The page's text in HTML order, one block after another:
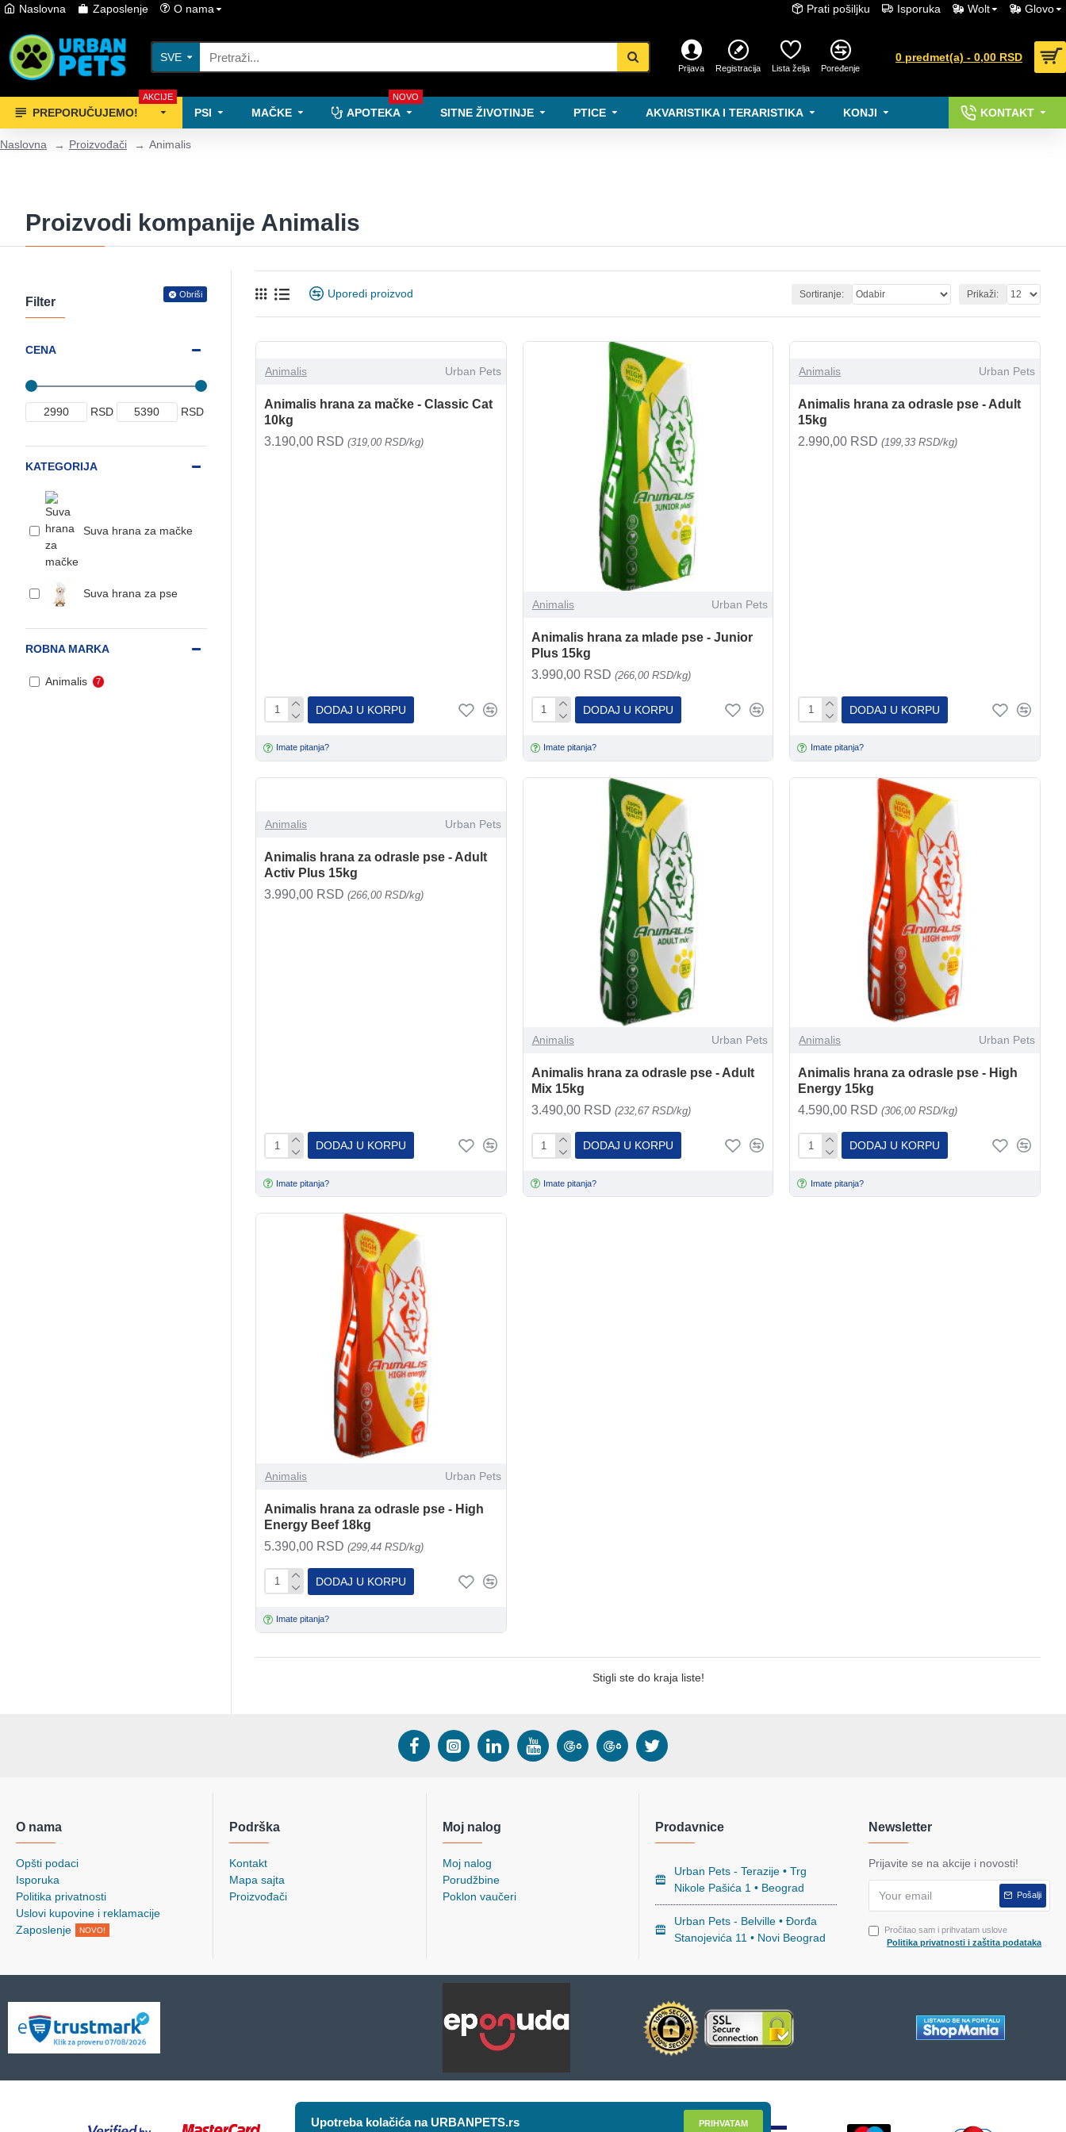
Naslovna Zaposlenje O nama Prati pošiljku Isporuka Wolt Glovo
SVE
Prijava Registracija Lista želja Poređenje
0 predmet(a) - 0,00 RSD
PREPORUČUJEMO!
AKCIJE
PSI MAČKE APOTEKA
NOVO
SITNE ŽIVOTINJE PTICE AKVARISTIKA I TERARISTIKA KONJI KONTAKT
Naslovna Proizvođači Animalis
Proizvodi kompanije Animalis
Filter
Obriši
CENA
RSD RSD
KATEGORIJA
Suva hrana za mačke
Suva hrana za pse
ROBNA MARKA
Animalis 7
Uporedi proizvod Sortiranje: Prikaži:
Animalis Urban Pets
Animalis hrana za mačke - Classic Cat
10kg
3.190,00 RSD (319,00 RSD/kg)
DODAJ U KORPU
Imate pitanja?
Animalis Urban Pets
Animalis hrana za mlade pse - Junior
Plus 15kg
3.990,00 RSD (266,00 RSD/kg)
DODAJ U KORPU
Imate pitanja?
Animalis Urban Pets
Animalis hrana za odrasle pse - Adult
15kg
2.990,00 RSD(199,33 RSD/kg)
DODAJ U KORPU
Imate pitanja?
Animalis Urban Pets
Animalis hrana za odrasle pse - Adult
Activ Plus 15kg
3.990,00 RSD (266,00 RSD/kg)
DODAJ U KORPU
Imate pitanja?
Animalis Urban Pets
Animalis hrana za odrasle pse - Adult
Mix 15kg
3.490,00 RSD (232,67 RSD/kg)
DODAJ U KORPU
Imate pitanja?
Animalis Urban Pets
Animalis hrana za odrasle pse - High
Energy 15kg
4.590,00 RSD(306,00 RSD/kg)
DODAJ U KORPU
Imate pitanja?
Animalis Urban Pets
Animalis hrana za odrasle pse - High
Energy Beef 18kg
5.390,00 RSD (299,44 RSD/kg)
DODAJ U KORPU
Imate pitanja?
Stigli ste do kraja liste!
O nama
Opšti podaci
Isporuka
Politika privatnosti
Uslovi kupovine i reklamacije
Zaposlenje
NOVO!
Podrška
Kontakt
Mapa sajta
Proizvođači
Moj nalog
Moj nalog
Porudžbine
Poklon vaučeri
Prodavnice
Urban Pets - Terazije • Trg
Nikole Pašića 1 • Beograd
Urban Pets - Belville • Đorđa
Stanojevića 11 • Novi Beograd
Newsletter
Prijavite se na akcije i novosti!
Pošalji
Pročitao sam i prihvatam uslove
Politika privatnosti i zaštita podataka
PRIHVATAM
Upotreba kolačića na URBANPETS.rs